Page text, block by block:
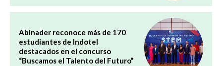
Abinader reconoce más de 170
estudiantes de Indotel
destacados en el concurso
“Buscamos el Talento del Futuro”